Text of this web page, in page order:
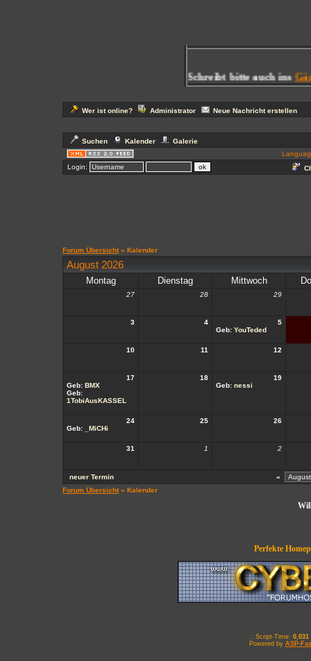
! Schreibt bitte auch ins
Wer ist online? Administrator Neue Nachricht erstellen
Suchen Kalender
Galerie
Login:
Forum Übersicht» Kalender
August 2026
Montag Dienstag Mittwoch
27 28 29
3 4
5
Geb: YouTeded
10 11 12
17
Geb: BMX
Geb:
1TobiAusKASSEL
18
19
Geb: nessi
24
Geb:
_MiCHi
25 26
31 1 2
neuer Termin
«
Forum Übersicht» Kalender
Perfekte
.: Script-Time: 0,031
Powered by ASP-